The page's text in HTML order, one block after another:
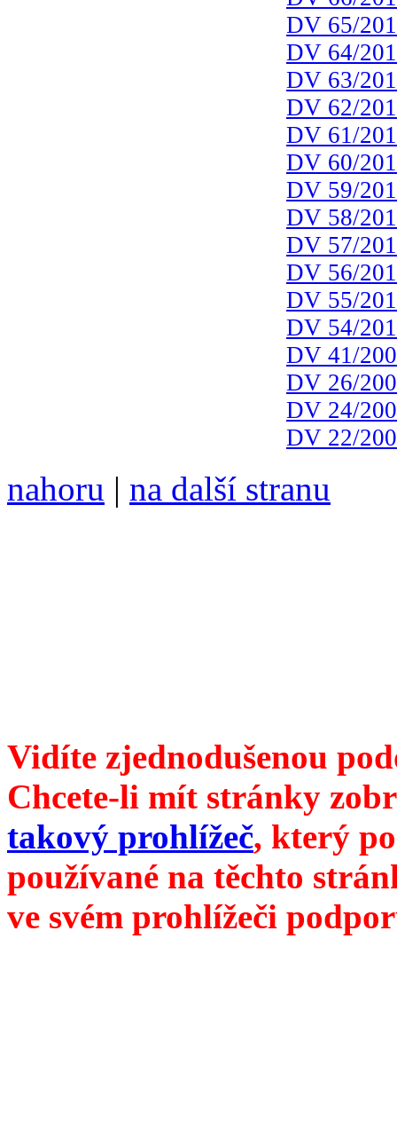
DV 65/
DV 64/
DV 63/
DV 62/
DV 61/
DV 60/
DV 59/
DV 58/
DV 57/
DV 56/
DV 55/
DV 54/
DV 41/
DV 26/
DV 24/
DV 22/
nahoru | na další stranu
Vidíte zjednodušenou
Chcete-li mít stránky
takový prohlížeč, který
používané na těchto
ve svém prohlížeči